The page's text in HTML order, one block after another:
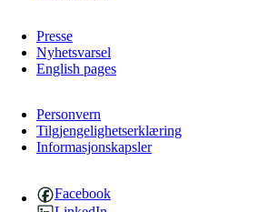
Presse
Nyhetsvarsel
English pages
Personvern
Tilgjengelighetserklæring
Informasjonskapsler
Facebook